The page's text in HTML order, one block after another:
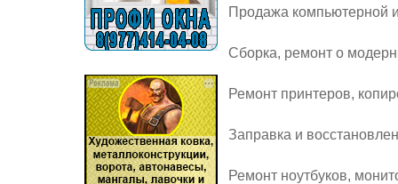
Продажа компьютерной
Сборка, ремонт о
Ремонт принтеров,
Заправка и
Ремонт ноутбуков,